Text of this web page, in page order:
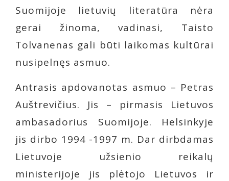
Suomijoje lietuvių literatūra nėra
gerai žinoma, vadinasi, Taisto
Tolvanenas gali būti laikomas kultūrai
nusipelnęs asmuo.
Antrasis apdovanotas asmuo – Petras
Auštrevičius. Jis – pirmasis Lietuvos
ambasadorius Suomijoje. Helsinkyje
jis dirbo 1994 -1997 m. Dar dirbdamas
Lietuvoje užsienio reikalų
ministerijoje jis plėtojo Lietuvos ir